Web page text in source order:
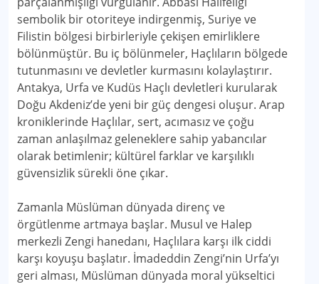
sembolik bir otoriteye indirgenmiş, Suriye ve
Filistin bölgesi birbirleriyle çekişen emirliklere
bölünmüştür. Bu iç bölünmeler, Haçlıların bölgede
tutunmasını ve devletler kurmasını kolaylaştırır.
Antakya, Urfa ve Kudüs Haçlı devletleri kurularak
Doğu Akdeniz’de yeni bir güç dengesi oluşur. Arap
kroniklerinde Haçlılar, sert, acımasız ve çoğu
zaman anlaşılmaz geleneklere sahip yabancılar
olarak betimlenir; kültürel farklar ve karşılıklı
güvensizlik sürekli öne çıkar.
Zamanla Müslüman dünyada direnç ve
örgütlenme artmaya başlar. Musul ve Halep
merkezli Zengi hanedanı, Haçlılara karşı ilk ciddi
karşı koyuşu başlatır. İmadeddin Zengi’nin Urfa’yı
geri alması, Müslüman dünyada moral yükseltici